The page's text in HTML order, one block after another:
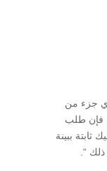
جزء من
فإن طلب
ثابتة ببينة
“.